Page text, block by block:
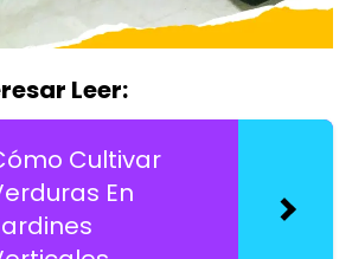
Leer:
Cultivar
En